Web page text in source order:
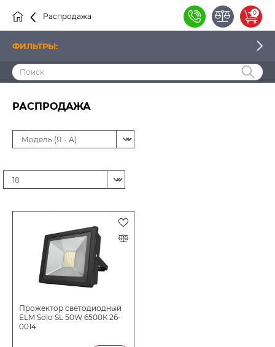
0
Распродажа
РАСПРОДАЖА
Прожектор светодиодный
ELM Solo SL 50W 6500К 26-
0014
ФИЛЬТРЫ:
ЦЕНА
ЦВЕТОВАЯ ТЕМПЕРАТУРА
МОЩНОСТЬ ВТ